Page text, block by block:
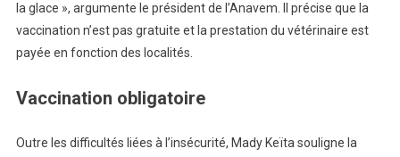
la glace », argumente le président de l’Anavem. Il précise que la
vaccination n’est pas gratuite et la prestation du vétérinaire est
payée en fonction des localités.
Vaccination obligatoire
Outre les difficultés liées à l’insécurité, Mady Keïta souligne la